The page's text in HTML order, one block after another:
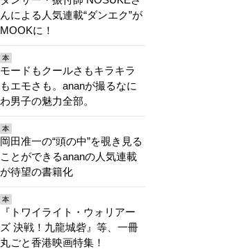
んによる人気連載“ダンエク”が
MOOKに！
本
モードもクールさもキラキラ
もエモさも。ananが撮るなに
わ男子の魅力全部。
本
岡田准一の“頭の中”を覗き見る
ことができるananの人気連載
が待望の書籍化
本
『トワイライト・ウォリアー
ズ 決戦！九龍城砦』等、一冊
丸ごと香港映画特集！